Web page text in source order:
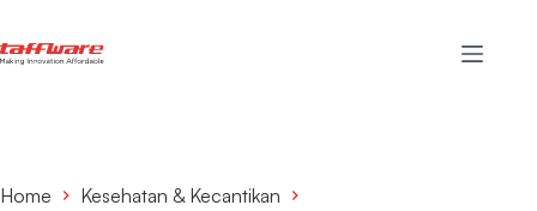
Home
Kesehatan & Kecantikan